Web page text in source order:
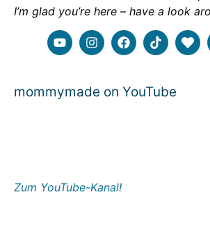
I’m glad you’re here – have a look
mommymade on YouTube
Zum YouTube-Kanal!